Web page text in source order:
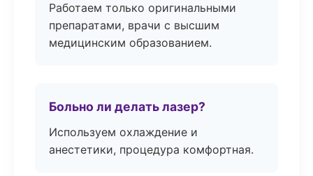
Работаем только оригинальными
препаратами, врачи с высшим
медицинским образованием.
Больно ли делать лазер?
Используем охлаждение и
анестетики, процедура комфортная.